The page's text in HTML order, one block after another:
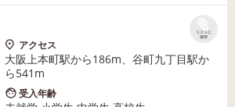
リストに
保存
アクセス
大阪上本町駅から186m、谷町九丁目駅か
ら541m
受入年齢